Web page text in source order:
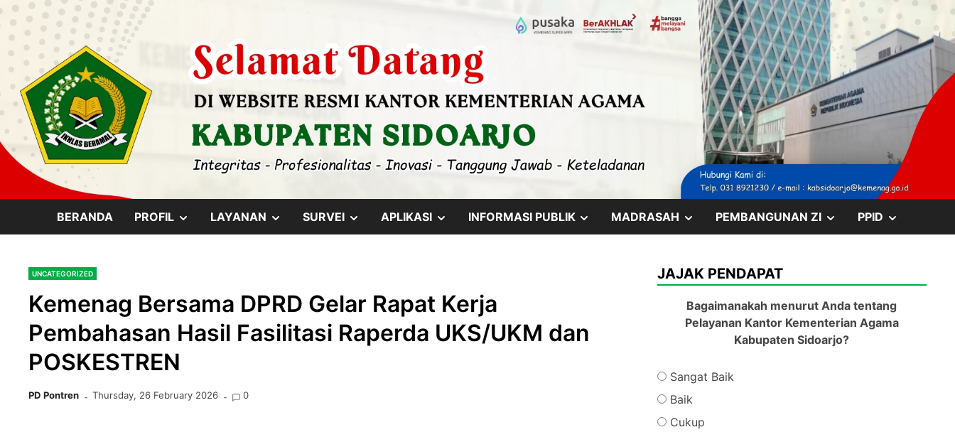
content
Skip
BERANDA PROFIL SHOWLAYANAN SHOWSURVEI SHOWAPLIKASI SHOWINFORMASI PUBLIK SHOWMADRASAH SHOW
MENU
PEMBANGUNAN ZI SHOW
MENU
PPID
MENU
UNCATEGORIZED
Kemenag Bersama DPRD Gelar Rapat Kerja
Pembahasan Hasil Fasilitasi Raperda UKS/UKM dan
POSKESTREN
PD Pontren Thursday, 26 February 2026 0
JAJAK PENDAPAT
Bagaimanakah menurut Anda tentang
Pelayanan Kantor Kementerian Agama
Kabupaten Sidoarjo?
Sangat Baik
Baik
Cukup